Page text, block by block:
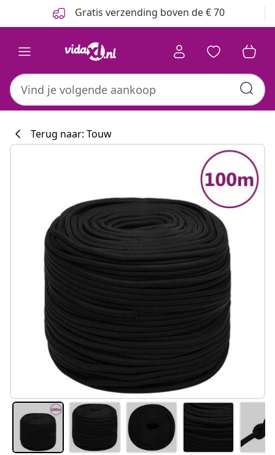
Gratis verzending boven de € 70
Terug naar: Touw